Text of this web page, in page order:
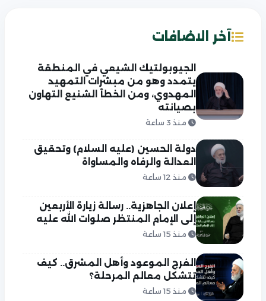
آخر الاضافات
الجيوبولتيك الشيعي في المنطقة
يتمدد وهو من مبشرات التمهيد
المهدوي، ومن الخطأ الشنيع التهاون
بصيانته
منذ 3 ساعة
دولة الحسين (عليه السلام) وتحقيق
العدالة والرفاه والمساواة
منذ 12 ساعة
إعلان الجاهزية.. رسالة زيارة الأربعين
إلى الإمام المنتظر صلوات الله عليه
منذ 15 ساعة
الفرج الموعود وأهل المشرق.. كيف
تتشكل معالم المرحلة؟
منذ 15 ساعة